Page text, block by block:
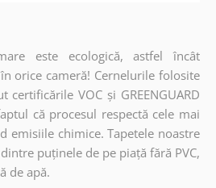
este ecologică, astfel încât
orice cameră! Cernelurile folosite
VOC și GREENGUARD
că procesul respectă cele mai
emisiile chimice. Tapetele noastre
puținele de pe piață fără PVC,
de apă.